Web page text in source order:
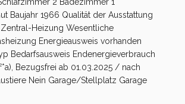
Baujahr 1966 Qualität der Ausstattung
Heizung Wesentliche
Energieausweis vorhanden
Bedarfsausweis Endenergieverbrauch
Bezugsfrei ab 01.03.2025 / nach
Nein Garage/Stellplatz Garage